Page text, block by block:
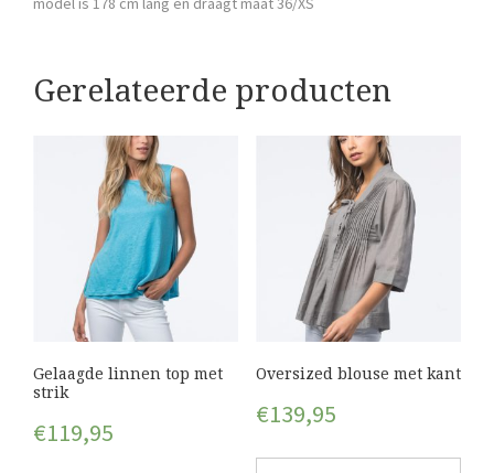
Gerelateerde producten
Gelaagde linnen top met
strik
€119,95
Oversized blouse met kant
€139,95